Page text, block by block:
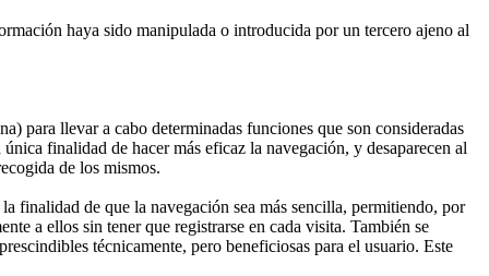
haya sido manipulada o introducida por un tercero ajeno al
para llevar a cabo determinadas funciones que son consideradas
finalidad de hacer más eficaz la navegación, y desaparecen al
de los mismos.
finalidad de que la navegación sea más sencilla, permitiendo, por
a ellos sin tener que registrarse en cada visita. También se
técnicamente, pero beneficiosas para el usuario. Este